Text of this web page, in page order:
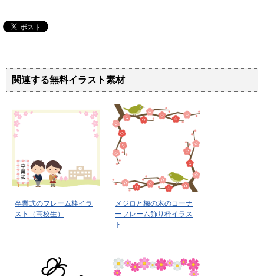
関連する無料イラスト素材
卒業式のフレーム枠イラ
スト（高校生）
メジロと梅の木のコーナ
ーフレーム飾り枠イラス
ト